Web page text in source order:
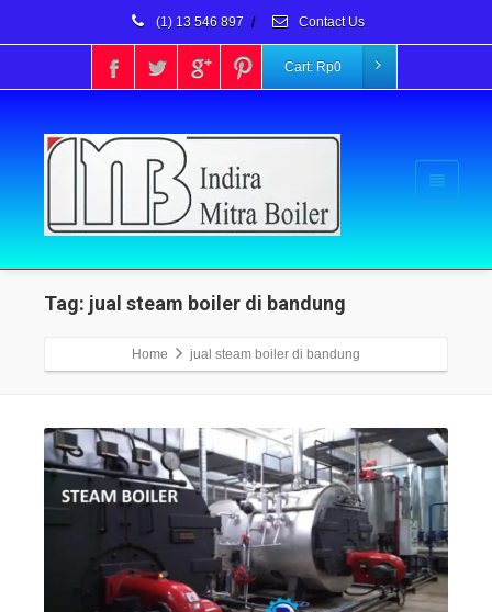
(1) 13 546 897 / Contact Us
Cart: Rp0
Tag: jual steam boiler di bandung
Home jual steam boiler di bandung